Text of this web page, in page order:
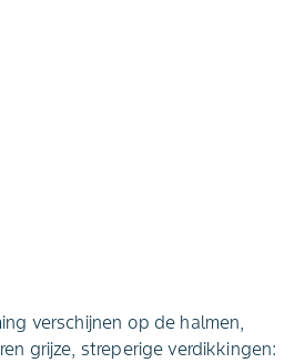
verschijnen op de halmen,
grijze, streperige verdikkingen: